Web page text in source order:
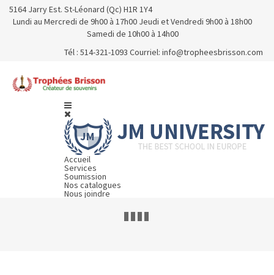
5164 Jarry Est. St-Léonard (Qc) H1R 1Y4
Lundi au Mercredi de 9h00 à 17h00 Jeudi et Vendredi 9h00 à 18h00
Samedi de 10h00 à 14h00
Tél : 514-321-1093 Courriel: info@tropheesbrisson.com
Accueil
Services
Soumission
Nos catalogues
Nous joindre